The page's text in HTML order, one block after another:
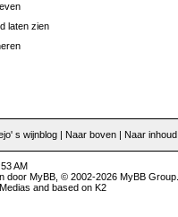
laten zien
s wijnblog | Naar boven | Naar inhoud
AM
doorMyBB , © 2002-2026MyBB Group
and based onK2